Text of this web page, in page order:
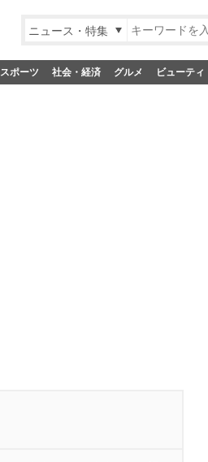
ニュース・特集
スポーツ 社会・経済 グルメ ビューティ